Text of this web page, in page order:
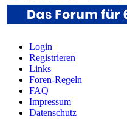
Login
Registrieren
Links
Foren-Regeln
FAQ
Impressum
Datenschutz